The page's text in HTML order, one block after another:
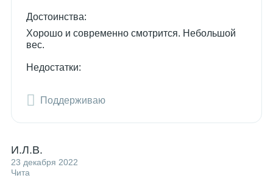
Достоинства:
Хорошо и современно смотрится. Небольшой
вес.
Недостатки:
Поддерживаю
И.Л.В.
23 декабря 2022
Чита